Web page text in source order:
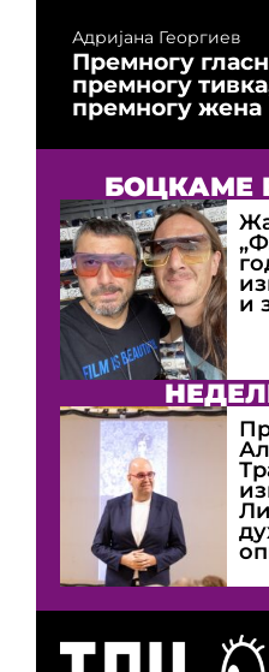
Адријана Георгиев
Премногу
премногу
премногу жена
БОЦКАМЕ
и